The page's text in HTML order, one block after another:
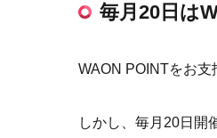
毎月20日は
WAON POINTをお
しかし、毎月20日開